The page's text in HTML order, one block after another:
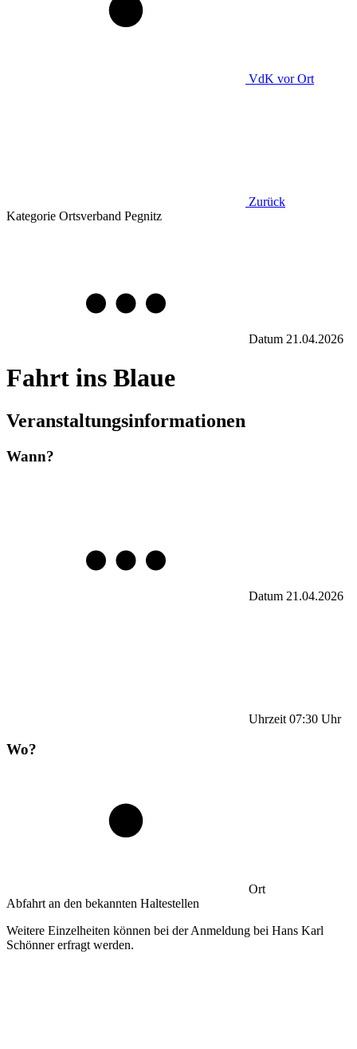
VdK vor Ort
Zurück
Kategorie Ortsverband Pegnitz
Datum 21.04.2026
Fahrt ins Blaue
Veranstaltungsinformationen
Wann?
Datum 21.04.2026
Uhrzeit 07:30 Uhr
Wo?
Ort
Abfahrt an den bekannten Haltestellen
Weitere Einzelheiten können bei der Anmeldung bei Hans Karl
Schönner erfragt werden.